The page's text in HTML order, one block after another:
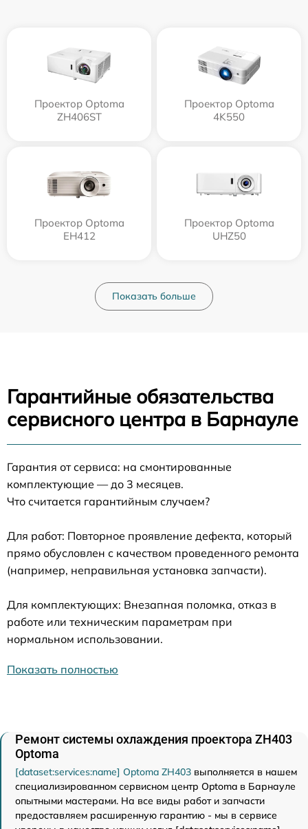
Проектор Optoma
ZH406ST
Проектор Optoma
4K550
Проектор Optoma
EH412
Проектор Optoma
UHZ50
Показать больше
Гарантийные обязательства
сервисного центра в Барнауле
Гарантия от сервиса: на смонтированные
комплектующие — до 3 месяцев.
Что считается гарантийным случаем?
Для работ: Повторное проявление дефекта, который
прямо обусловлен с качеством проведенного ремонта
(например, неправильная установка запчасти).
Для комплектующих: Внезапная поломка, отказ в
работе или техническим параметрам при
нормальном использовании.
Показать полностью
Ремонт системы охлаждения проектора ZH403
Optoma
[dataset:services:name] Optoma ZH403 выполняется в нашем
специализированном сервисном центр Optoma в Барнауле
опытными мастерами. На все виды работ и запчасти
предоставляем расширенную гарантию - мы в сервисе